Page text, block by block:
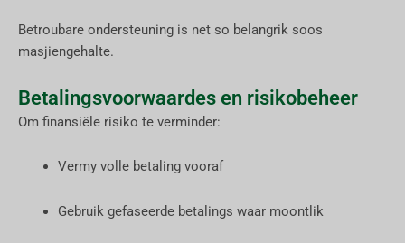
Betroubare ondersteuning is net so belangrik soos
masjiengehalte.
Betalingsvoorwaardes en risikobeheer
Om finansiële risiko te verminder:
Vermy volle betaling vooraf
Gebruik gefaseerde betalings waar moontlik